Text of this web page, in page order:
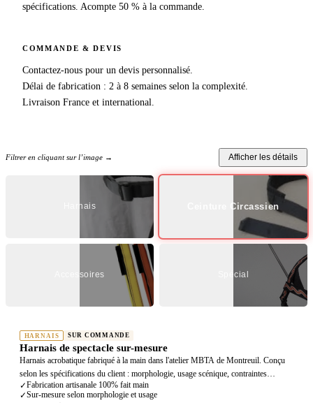
spécifications. Acompte 50 % à la commande.
COMMANDE & DEVIS
Contactez-nous pour un devis personnalisé.
Délai de fabrication : 2 à 8 semaines selon la complexité.
Livraison France et international.
Filtrer en cliquant sur l’image → Afficher les détails
Harnais Ceinture Circassien
Accessoires Spécial
HARNAIS SUR COMMANDE
Harnais de spectacle sur-mesure
Harnais acrobatique fabriqué à la main dans l'atelier MBTA de Montreuil. Conçu
selon les spécifications du client : morphologie, usage scénique, contraintes
techniques et esthétiques. Utilisé par les professionnels du spectacle, du cinéma et
du cirque.
✓Fabrication artisanale 100% fait main
✓Sur-mesure selon morphologie et usage